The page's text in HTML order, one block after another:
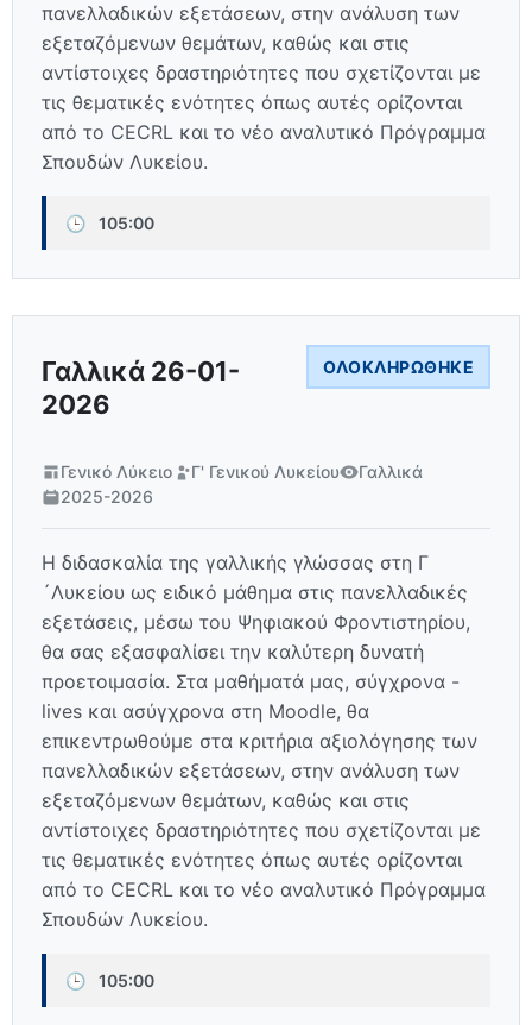
πανελλαδικών εξετάσεων, στην ανάλυση των
εξεταζόμενων θεμάτων, καθώς και στις
αντίστοιχες δραστηριότητες που σχετίζονται με
τις θεματικές ενότητες όπως αυτές ορίζονται
από το CECRL και το νέο αναλυτικό Πρόγραμμα
Σπουδών Λυκείου.
🕒 105:00
Γαλλικά 26-01-
2026
ΟΛΟΚΛΗΡΏΘΗΚΕ
Γενικό Λύκειο Γ' Γενικού Λυκείου
Γαλλικά
2025-2026
Η διδασκαλία της γαλλικής γλώσσας στη Γ
´Λυκείου ως ειδικό μάθημα στις πανελλαδικές
εξετάσεις, μέσω του Ψηφιακού Φροντιστηρίου,
θα σας εξασφαλίσει την καλύτερη δυνατή
προετοιμασία. Στα μαθήματά μας, σύγχρονα -
lives και ασύγχρονα στη Moodle, θα
επικεντρωθούμε στα κριτήρια αξιολόγησης των
πανελλαδικών εξετάσεων, στην ανάλυση των
εξεταζόμενων θεμάτων, καθώς και στις
αντίστοιχες δραστηριότητες που σχετίζονται με
τις θεματικές ενότητες όπως αυτές ορίζονται
από το CECRL και το νέο αναλυτικό Πρόγραμμα
Σπουδών Λυκείου.
🕒 105:00